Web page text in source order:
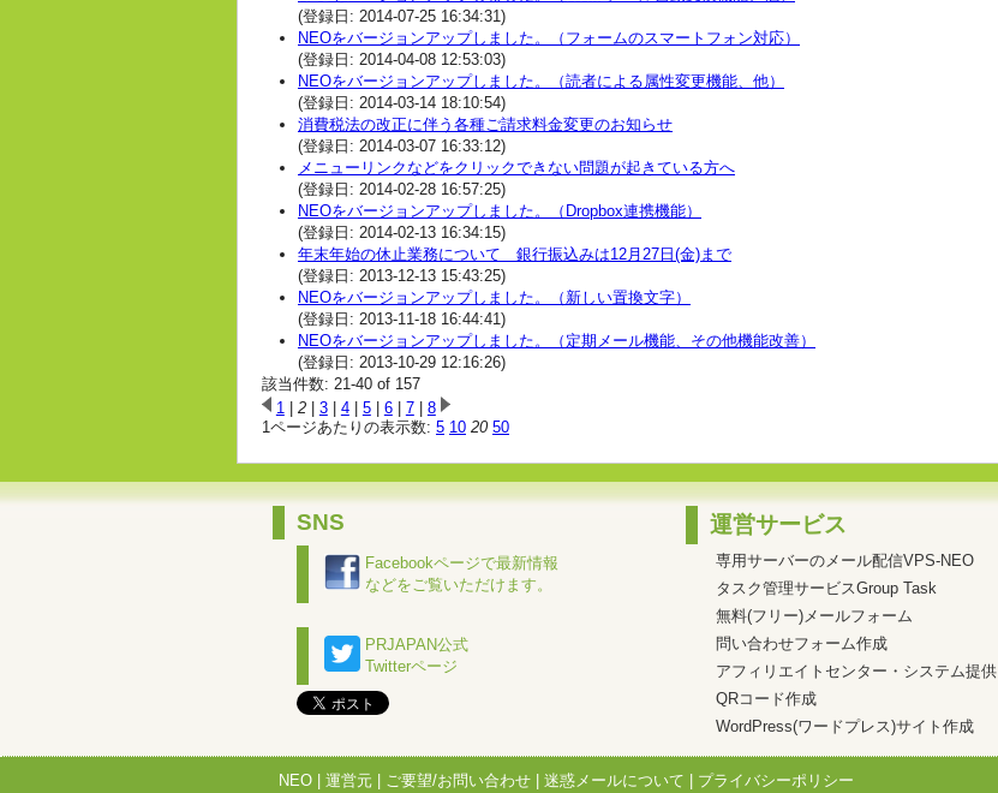
(登録日: 2014-07-25 16:34:31)
NEOをバージョンアップしました。（フォームのスマートフォン対応）
(登録日: 2014-04-08 12:53:03)
NEOをバージョンアップしました。（読者による属性変更機能、他）
(登録日: 2014-03-14 18:10:54)
消費税法の改正に伴う各種ご請求料金変更のお知らせ
(登録日: 2014-03-07 16:33:12)
メニューリンクなどをクリックできない問題が起きている方へ
(登録日: 2014-02-28 16:57:25)
NEOをバージョンアップしました。（Dropbox連携機能）
(登録日: 2014-02-13 16:34:15)
年末年始の休止業務について 銀行振込みは12月27日(金)まで
(登録日: 2013-12-13 15:43:25)
NEOをバージョンアップしました。（新しい置換文字）
(登録日: 2013-11-18 16:44:41)
NEOをバージョンアップしました。（定期メール機能、その他機能改善）
(登録日: 2013-10-29 12:16:26)
該当件数: 21-40 of 157
1| 2| 3| 4| 5| 6| 7| 8
1ページあたりの表示数: 5 10 20 50
SNS
Facebookページで最新情報
などをご覧いただけます。
PRJAPAN公式
Twitterページ
運営サービス
専用サーバーのメール配信VPS-NEO
タスク管理サービスGroup Task
無料(フリー)メールフォーム
問い合わせフォーム作成
アフィリエイトセンター・システム提供
QRコード作成
WordPress(ワードプレス)サイト作成
NEO 運営元 ご要望/お問い合わせ 迷惑メールについて プライバシーポリシー